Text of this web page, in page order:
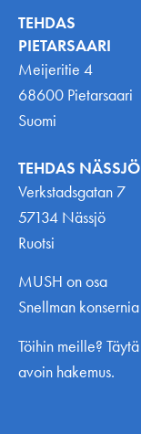
TEHDAS
PIETARSAARI
Meijeritie 4
68600 Pietarsaari
Suomi
TEHDAS NÄSSJÖ
Verkstadsgatan 7
57134 Nässjö
Ruotsi
MUSH on osa
Snellman konsernia
Töihin meille? Täytä
avoin hakemus.